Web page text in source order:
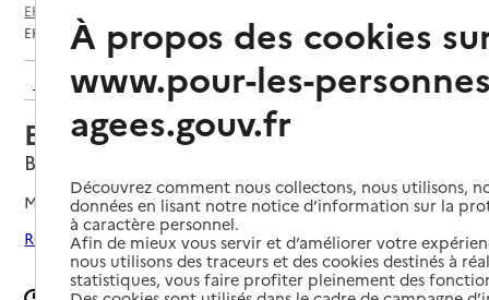
EHPAD par département
EHPAD Mer Iroise
Retour aux résultats de l'annuaire
EHPAD Mer Iroise
Brest, FINISTERE
Mis à jour le04/02/2026
Rechercher les établissements autour de Brest
À propos des cookies
www.pour-les-
agees.gouv.fr
Découvrez comment nous collectons, nous utilisons,
données en lisant notre notice d’information sur la
à caractère personnel.
Afin de mieux vous servir et d’améliorer votre
nous utilisons des traceurs et des cookies destinés à
statistiques, vous faire profiter pleinement des